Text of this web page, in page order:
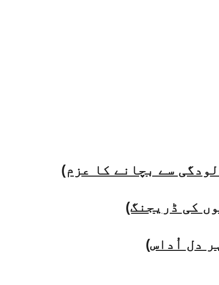
سے بچانے کا عزم)
کی ڈریجنگ)
دل اُداس)